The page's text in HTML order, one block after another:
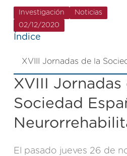
Investigación
Noticias
02/12/2020
XVIII Jornadas
Sociedad
El pasado jueves 26 de
Índice
XVIII Jornadas de la